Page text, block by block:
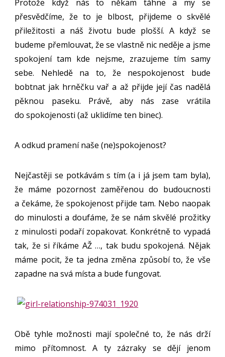
Protože když nás to někam táhne a my se
přesvědčíme, že to je blbost, přijdeme o skvělé
přiležitosti a náš životu bude plošší. A když se
budeme přemlouvat, že se vlastně nic neděje a jsme
spokojení tam kde nejsme, zrazujeme tím samy
sebe. Nehledě na to, že nespokojenost bude
bobtnat jak hrněčku vař a až přijde její čas nadělá
pěknou paseku. Právě, aby nás zase vrátila
do spokojenosti (až uklidíme ten binec).
A odkud pramení naše (ne)spokojenost?
Nejčastěji se potkávám s tím (a i já jsem tam byla),
že máme pozornost zaměřenou do budoucnosti
a čekáme, že spokojenost přijde tam. Nebo naopak
do minulosti a doufáme, že se nám skvělé prožitky
z minulosti podaří zopakovat. Konkrétně to vypadá
tak, že si říkáme AŽ …, tak budu spokojená. Nějak
máme pocit, že ta jedna změna způsobí to, že vše
zapadne na svá místa a bude fungovat.
Obě tyhle možnosti mají společné to, že nás drží
mimo přítomnost. A ty zázraky se dějí jenom